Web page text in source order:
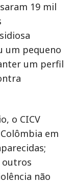
19 mil
um pequeno
um perfil
o CICV
em
outros
não